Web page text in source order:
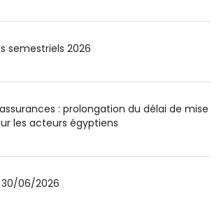
semestriels 2026
: prolongation du délai de mise
les acteurs égyptiens
30/06/2026